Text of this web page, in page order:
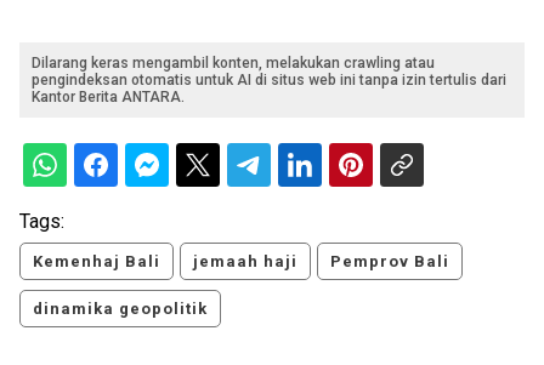
Dilarang keras mengambil konten, melakukan crawling atau
pengindeksan otomatis untuk AI di situs web ini tanpa izin tertulis dari
Kantor Berita ANTARA.
Tags:
Kemenhaj Bali jemaah haji Pemprov Bali
dinamika geopolitik